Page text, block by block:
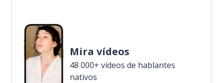
Mira vídeos
48 000+ vídeos de hablantes
nativos